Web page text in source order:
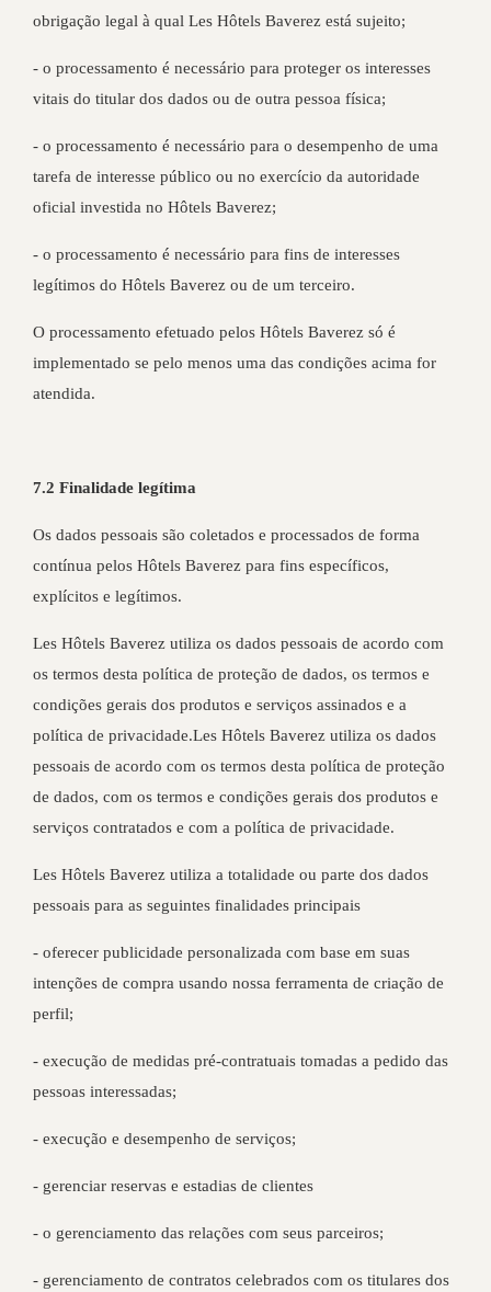
obrigação legal à qual Les Hôtels Baverez está sujeito;
- o processamento é necessário para proteger os interesses
vitais do titular dos dados ou de outra pessoa física;
- o processamento é necessário para o desempenho de uma
tarefa de interesse público ou no exercício da autoridade
oficial investida no Hôtels Baverez;
- o processamento é necessário para fins de interesses
legítimos do Hôtels Baverez ou de um terceiro.
O processamento efetuado pelos Hôtels Baverez só é
implementado se pelo menos uma das condições acima for
atendida.
7.2 Finalidade legítima
Os dados pessoais são coletados e processados de forma
contínua pelos Hôtels Baverez para fins específicos,
explícitos e legítimos.
Les Hôtels Baverez utiliza os dados pessoais de acordo com
os termos desta política de proteção de dados, os termos e
condições gerais dos produtos e serviços assinados e a
política de privacidade.Les Hôtels Baverez utiliza os dados
pessoais de acordo com os termos desta política de proteção
de dados, com os termos e condições gerais dos produtos e
serviços contratados e com a política de privacidade.
Les Hôtels Baverez utiliza a totalidade ou parte dos dados
pessoais para as seguintes finalidades principais
- oferecer publicidade personalizada com base em suas
intenções de compra usando nossa ferramenta de criação de
perfil;
- execução de medidas pré-contratuais tomadas a pedido das
pessoas interessadas;
- execução e desempenho de serviços;
- gerenciar reservas e estadias de clientes
- o gerenciamento das relações com seus parceiros;
- gerenciamento de contratos celebrados com os titulares dos